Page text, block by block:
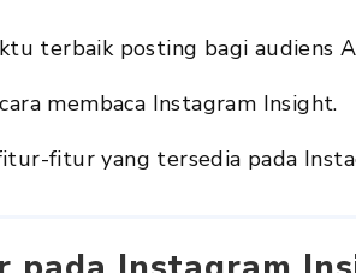
terbaik posting bagi audiens
membaca Instagram Insight.
fitur yang tersedia pada